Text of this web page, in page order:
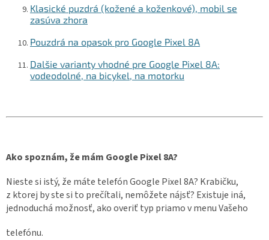
Klasické puzdrá (kožené a koženkové), mobil se
zasúva zhora
Pouzdrá na opasok pro Google Pixel 8A
Dalšie varianty vhodné pre Google Pixel 8A:
vodeodolné, na bicykel, na motorku
Ako spoznám, že mám Google Pixel 8A?
Nieste si istý, že máte telefón Google Pixel 8A? Krabičku,
z ktorej by ste si to prečítali, nemôžete nájsť? Existuje iná,
jednoduchá možnosť, ako overiť typ priamo v menu Vašeho
telefónu.